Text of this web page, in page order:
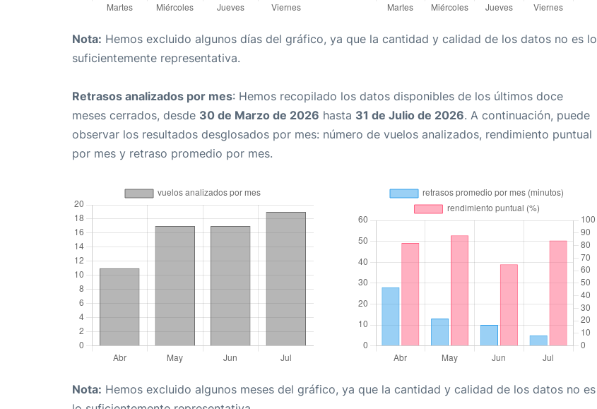
Nota: Hemos excluido algunos días del gráfico, ya que la cantidad y calidad de los datos no es lo
suficientemente representativa.
Retrasos analizados por mes: Hemos recopilado los datos disponibles de los últimos doce
meses cerrados, desde 30 de Marzo de 2026 hasta 31 de Julio de 2026. A continuación, puede
observar los resultados desglosados por mes: número de vuelos analizados, rendimiento puntual
por mes y retraso promedio por mes.
Nota: Hemos excluido algunos meses del gráfico, ya que la cantidad y calidad de los datos no es